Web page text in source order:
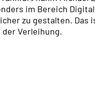
im Bereich
zu gestalten. Das
der Verleihung.